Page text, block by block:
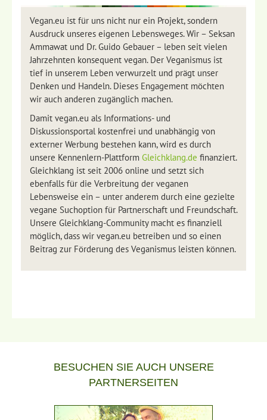
Vegan.eu ist für uns nicht nur ein Projekt, sondern
Ausdruck unseres eigenen Lebensweges. Wir – Seksan
Ammawat und Dr. Guido Gebauer – leben seit vielen
Jahrzehnten konsequent vegan. Der Veganismus ist
tief in unserem Leben verwurzelt und prägt unser
Denken und Handeln. Dieses Engagement möchten
wir auch anderen zugänglich machen.
Damit vegan.eu als Informations- und
Diskussionsportal kostenfrei und unabhängig von
externer Werbung bestehen kann, wird es durch
unsere Kennenlern-Plattform Gleichklang.de finanziert.
Gleichklang ist seit 2006 online und setzt sich
ebenfalls für die Verbreitung der veganen
Lebensweise ein – unter anderem durch eine gezielte
vegane Suchoption für Partnerschaft und Freundschaft.
Unsere Gleichklang-Community macht es finanziell
möglich, dass wir vegan.eu betreiben und so einen
Beitrag zur Förderung des Veganismus leisten können.
BESUCHEN SIE AUCH UNSERE
PARTNERSEITEN